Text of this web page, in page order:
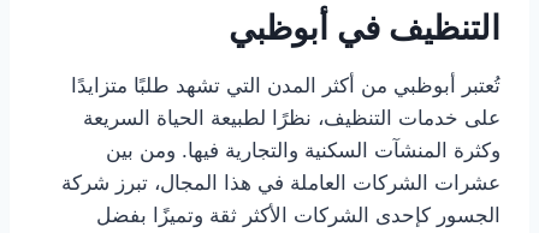
التنظيف في أبوظبي
تُعتبر أبوظبي من أكثر المدن التي تشهد طلبًا متزايدًا
على خدمات التنظيف، نظرًا لطبيعة الحياة السريعة
وكثرة المنشآت السكنية والتجارية فيها. ومن بين
عشرات الشركات العاملة في هذا المجال، تبرز شركة
الجسور كإحدى الشركات الأكثر ثقة وتميزًا بفضل